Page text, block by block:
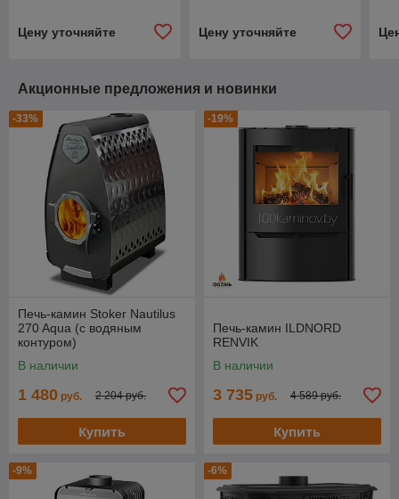
Цену уточняйте Цену уточняйте
Акционные предложения и новинки
-33%
Печь-камин Stoker Nautilus
270 Aqua (с водяным
контуром)
В наличии
1 480 руб. 2 204 руб.
Купить
-19%
Печь-камин ILDNORD
RENVIK
В наличии
3 735 руб. 4 589 руб.
Купить
-9% -6%